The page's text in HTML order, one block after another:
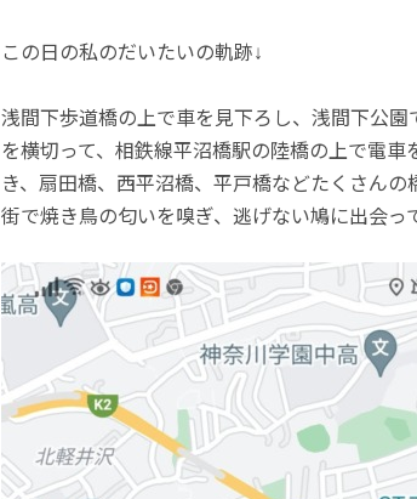
この日の私のだいたいの軌跡↓
浅間下歩道橋の上で車を見下ろし、浅間下公園
を横切って、相鉄線平沼橋駅の陸橋の上で電
き、扇田橋、西平沼橋、平戸橋などたくさん
街で焼き鳥の匂いを嗅ぎ、逃げない鳩に出会っ